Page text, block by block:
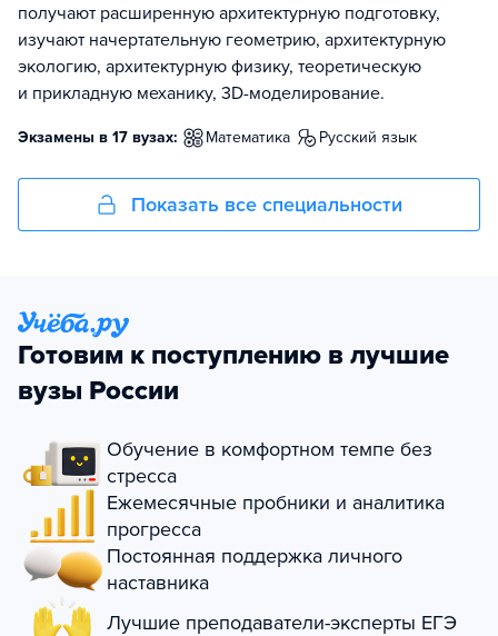
получают расширенную архитектурную подготовку,
изучают начертательную геометрию, архитектурную
экологию, архитектурную физику, теоретическую
и прикладную механику, 3D-моделирование.
Экзамены в 17 вузах: математика русский язык
Показать все специальности
Готовим к поступлению в лучшие
вузы России
Обучение в комфортном темпе без
стресса
Ежемесячные пробники и аналитика
прогресса
Постоянная поддержка личного
наставника
Лучшие преподаватели-эксперты ЕГЭ